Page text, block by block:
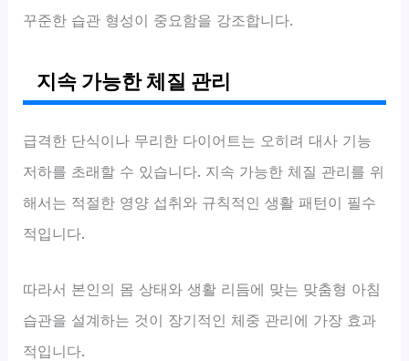
꾸준한 습관 형성이 중요함을 강조합니다.
지속 가능한 체질 관리
급격한 단식이나 무리한 다이어트는 오히려 대사 기능
저하를 초래할 수 있습니다. 지속 가능한 체질 관리를 위
해서는 적절한 영양 섭취와 규칙적인 생활 패턴이 필수
적입니다.
따라서 본인의 몸 상태와 생활 리듬에 맞는 맞춤형 아침
습관을 설계하는 것이 장기적인 체중 관리에 가장 효과
적입니다.